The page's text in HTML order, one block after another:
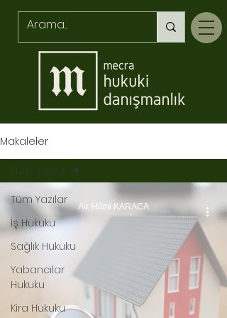
Makaleler
Tüm Yazılar
İş Hukuku
Sağlık Hukuku
Yabancılar
Hukuku
Kira Hukuku
Tüm Yazılar
Av. Hilmi KARACA